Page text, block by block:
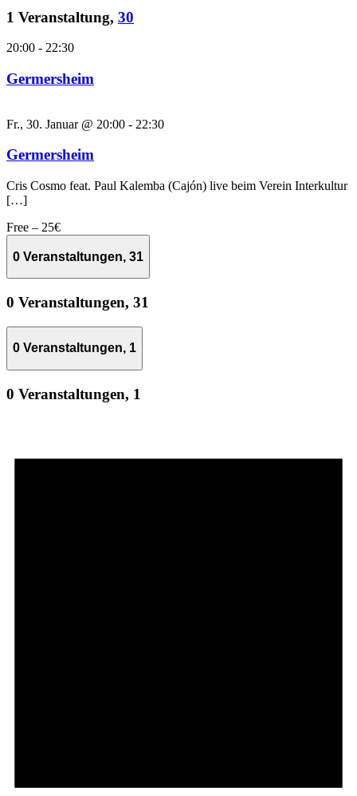
1 Veranstaltung, 30
20:00 - 22:30
Germersheim
Fr., 30. Januar @ 20:00 - 22:30
Germersheim
Cris Cosmo feat. Paul Kalemba (Cajón) live beim Verein Interkultur
[…]
Free – 25€
0 Veranstaltungen, 31
0 Veranstaltungen, 31
0 Veranstaltungen, 1
0 Veranstaltungen, 1